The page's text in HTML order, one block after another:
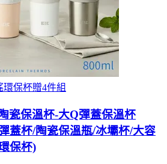
保杯贈4件組
瓷保溫杯-大Q彈蓋保溫杯
蓋杯/陶瓷保溫瓶/冰壩杯/大容
保杯)